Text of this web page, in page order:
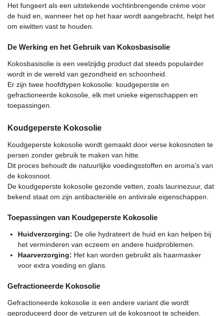
Het fungeert als een uitstekende vochtinbrengende crème voor
de huid en, wanneer het op het haar wordt aangebracht, helpt het
om eiwitten vast te houden.
De Werking en het Gebruik van Kokosbasisolie
Kokosbasisolie is een veelzijdig product dat steeds populairder
wordt in de wereld van gezondheid en schoonheid.
Er zijn twee hoofdtypen kokosolie: koudgeperste en
gefractioneerde kokosolie, elk met unieke eigenschappen en
toepassingen.
Koudgeperste Kokosolie
Koudgeperste kokosolie wordt gemaakt door verse kokosnoten te
persen zonder gebruik te maken van hitte.
Dit proces behoudt de natuurlijke voedingsstoffen en aroma’s van
de kokosnoot.
De koudgeperste kokosolie gezonde vetten, zoals laurinezuur, dat
bekend staat om zijn antibacteriële en antivirale eigenschappen.
Toepassingen van Koudgeperste Kokosolie
Huidverzorging: De olie hydrateert de huid en kan helpen bij
het verminderen van eczeem en andere huidproblemen.
Haarverzorging: Het kan worden gebruikt als haarmasker
voor extra voeding en glans.
Gefractioneerde Kokosolie
Gefractioneerde kokosolie is een andere variant die wordt
geproduceerd door de vetzuren uit de kokosnoot te scheiden.